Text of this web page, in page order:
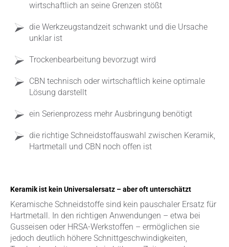
wirtschaftlich an seine Grenzen stößt
die Werkzeugstandzeit schwankt und die Ursache
unklar ist
Trockenbearbeitung bevorzugt wird
CBN technisch oder wirtschaftlich keine optimale
Lösung darstellt
ein Serienprozess mehr Ausbringung benötigt
die richtige Schneidstoffauswahl zwischen Keramik,
Hartmetall und CBN noch offen ist
Keramik ist kein Universalersatz – aber oft unterschätzt
Keramische Schneidstoffe sind kein pauschaler Ersatz für
Hartmetall. In den richtigen Anwendungen – etwa bei
Gusseisen oder HRSA-Werkstoffen – ermöglichen sie
jedoch deutlich höhere Schnittgeschwindigkeiten,